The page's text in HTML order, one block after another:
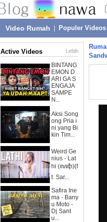
Video Rumah Populer Videos
Active Videos Lebih
BINTANG
EMON D
ARI GA S
ENGAJA
SAMPE
N...
Aksi Song
ong Pria i
ni yang Bi
kin Tim...
Weird Ge
nius - Lat
hi (ꦭꦛꦶ)(f
t. Sar...
Safira Ine
ma - Bany
u Moto -
Dj Sant
u...